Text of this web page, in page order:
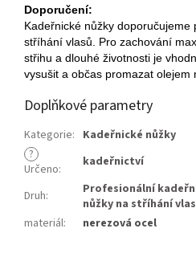
Doporučení:
Kadeřnické nůžky doporučujeme
stříhání vlasů. Pro zachování
střihu a dlouhé životnosti je
vysušit a občas promazat olejem
Doplňkové parametry
Kategorie: Kadeřnické nůžky
?
Určeno: kadeřnictví
Druh: Profesionální
nůžky na stříhání
materiál: nerezová ocel